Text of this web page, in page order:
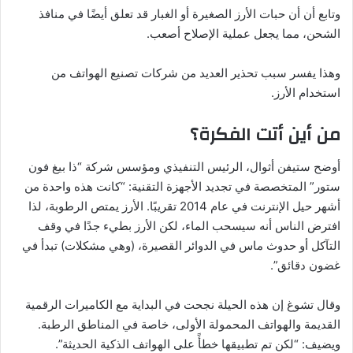
وتابع أن أن حبات الأرز الصغيرة أو الغبار قد تعلق أيضًا في منافذ
الشحن، مما يجعل عملية الإصلاح أصعب.
وهذا يفسر سبب تحذير العديد من شركات تصنيع الهواتف من
استخدام الأرز.
من أين أتت الفكرة؟
أوضح ستيفن أثوال، الرئيس التنفيذي ومؤسس شركة “ذا بيغ فون
ستور” المتخصصة في تجديد الأجهزة التقنية: “كانت هذه واحدة من
أشهر حيل الإنترنت في عام 2014 تقريبًا. الأرز يمتص الرطوبة، لذا
افترض الناس أنه سيسحب الماء، لكن الأرز بطيء جدًا في وقف
التآكل أو حدوث ماس في الدوائر القصيرة، (وهي مشكلات) تبدأ في
غضون دقائق”.
وقال تشوغ إن هذه الحيلة نجحت في البداية مع الكاميرات الرقمية
القديمة والهواتف المحمولة الأولى، خاصة في المناطق الرطبة.
ويضيف: “لكن تم تطبيقها خطأً على الهواتف الذكية الحديثة”.